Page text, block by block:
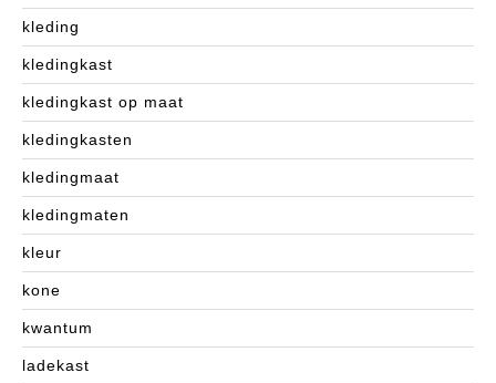
kleding
kledingkast
kledingkast op maat
kledingkasten
kledingmaat
kledingmaten
kleur
kone
kwantum
ladekast